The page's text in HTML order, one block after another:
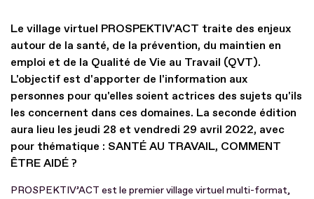
Le village virtuel PROSPEKTIV'ACT traite des enjeux
autour de la santé, de la prévention, du maintien en
emploi et de la Qualité de Vie au Travail (QVT).
L'objectif est d'apporter de l'information aux
personnes pour qu'elles soient actrices des sujets qu'ils
les concernent dans ces domaines. La seconde édition
aura lieu les jeudi 28 et vendredi 29 avril 2022, avec
pour thématique : SANTÉ AU TRAVAIL, COMMENT
ÊTRE AIDÉ ?
PROSPEKTIV’ACT est le premier village virtuel multi-format,